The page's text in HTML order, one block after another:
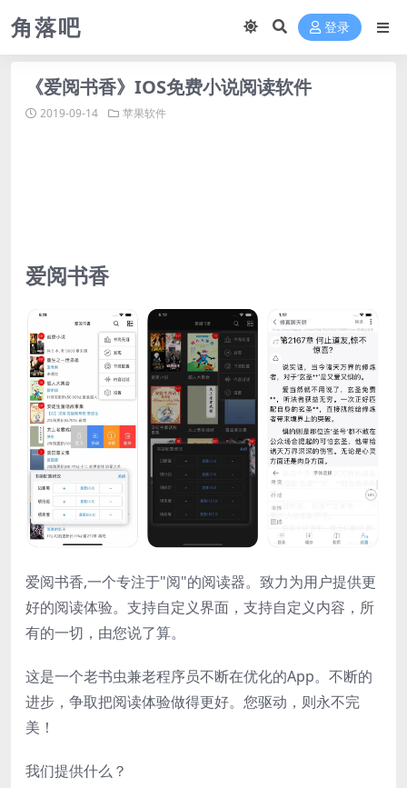
角落吧 登录
《爱阅书香》IOS免费小说阅读软件
2019-09-14 苹果软件
爱阅书香
爱阅书香,一个专注于"阅"的阅读器。致力为用户提供更
好的阅读体验。支持自定义界面，支持自定义内容，所
有的一切，由您说了算。
这是一个老书虫兼老程序员不断在优化的App。不断的
进步，争取把阅读体验做得更好。您驱动，则永不完
美！
我们提供什么？